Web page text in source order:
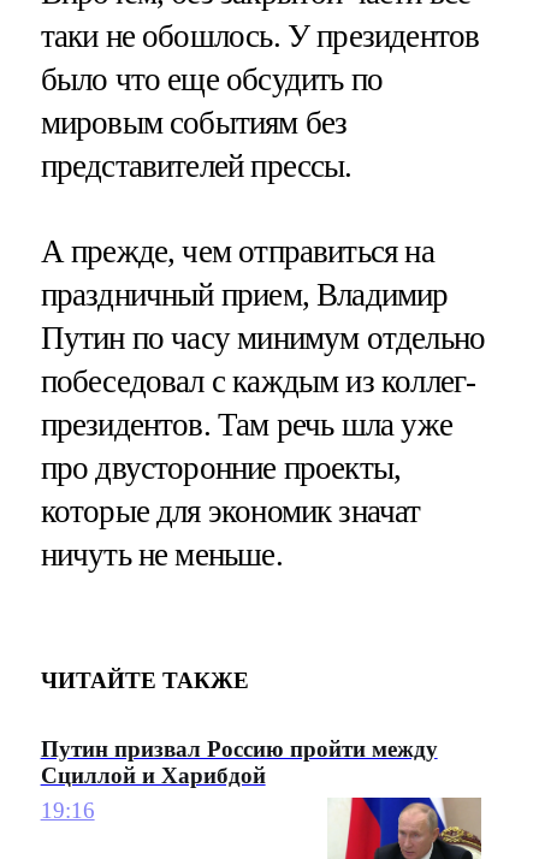
таки не обошлось. У президентов
было что еще обсудить по
мировым событиям без
представителей прессы.
А прежде, чем отправиться на
праздничный прием, Владимир
Путин по часу минимум отдельно
побеседовал с каждым из коллег-
президентов. Там речь шла уже
про двусторонние проекты,
которые для экономик значат
ничуть не меньше.
ЧИТАЙТЕ ТАКЖЕ
Путин призвал Россию пройти между
Сциллой и Харибдой
19:16